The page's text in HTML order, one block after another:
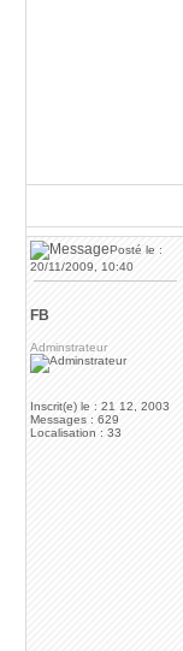
Posté le :
20/11/2009, 10:40
FB
Adminstrateur
Inscrit(e) le : 21 12, 2003
Messages : 629
Localisation : 33